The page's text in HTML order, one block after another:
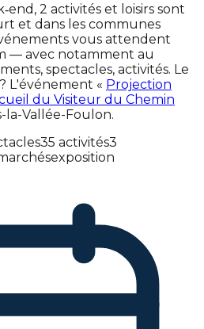
2 activités et loisirs sont
et dans les communes
vous attendent
— avec notamment au
spectacles, activités. Le
L'événement « Projection
du Visiteur du Chemin
la-Vallée-Foulon.
35 activités3
exposition